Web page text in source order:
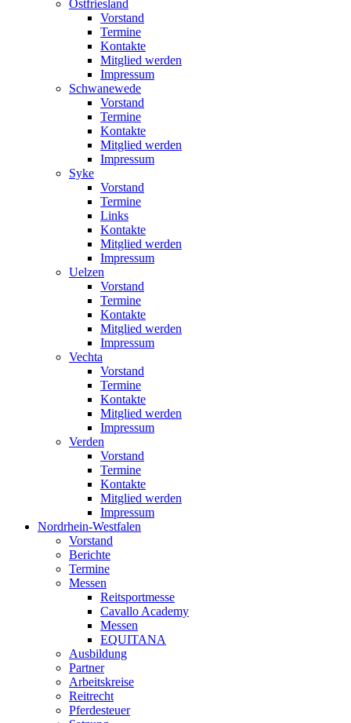
Ostfriesland
Vorstand
Termine
Kontakte
Mitglied werden
Impressum
Schwanewede
Vorstand
Termine
Kontakte
Mitglied werden
Impressum
Syke
Vorstand
Termine
Links
Kontakte
Mitglied werden
Impressum
Uelzen
Vorstand
Termine
Kontakte
Mitglied werden
Impressum
Vechta
Vorstand
Termine
Kontakte
Mitglied werden
Impressum
Verden
Vorstand
Termine
Kontakte
Mitglied werden
Impressum
Nordrhein-Westfalen
Vorstand
Berichte
Termine
Messen
Reitsportmesse
Cavallo Academy
Messen
EQUITANA
Ausbildung
Partner
Arbeitskreise
Reitrecht
Pferdesteuer